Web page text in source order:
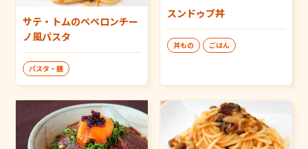
サテ・トムのペペロンチー
ノ風パスタ
パスタ・麺
スンドゥブ丼
丼もの ごはん